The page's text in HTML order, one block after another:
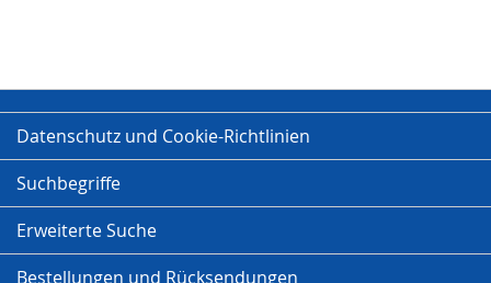
Datenschutz und Cookie-Richtlinien
Suchbegriffe
Erweiterte Suche
Bestellungen und Rücksendungen